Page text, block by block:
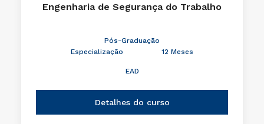
Engenharia de Segurança do Trabalho
Pós-Graduação
Especialização
12 Meses
EAD
Detalhes do curso